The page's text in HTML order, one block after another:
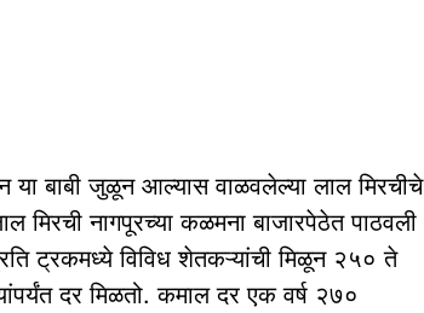
या बाबी जुळून आल्यास वाळवलेल्या लाल मिरचीचे
मिरची नागपूरच्या कळमना बाजारपेठेत पाठवली
ट्रकमध्ये विविध शेतकऱ्यांची मिळून २५० ते
दर मिळतो. कमाल दर एक वर्ष २७०